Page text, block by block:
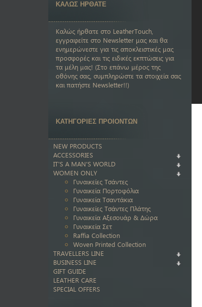
ΚΑΛΩΣ ΗΡΘΑΤΕ
Καλώς ήρθατε στο LeatherTouch,
εγγραφείτε στο Newsletter μας και θα
ενημερώνεστε για τις αποκλειστικές μας
προσφορές και τις ειδικές εκπτώσεις για
τα μέλη μας! (Στο επάνω μέρος της
οθόνης σας, συμπληρώστε τα στοιχεία σας
και πατήστε Newsletter!!)
ΚΑΤΗΓΟΡΙΕΣ ΠΡΟΙΟΝΤΩΝ
NEW PRODUCTS
ACCESSORIES
IT'S A MAN'S WORLD
WOMEN ONLY
Γυναικείες Τσάντες
Γυναικεία Πορτοφόλια
Γυναικεία Τσαντάκια
Γυναικείες Τσάντες Πλάτης
Γυναικεία Αξεσουάρ & Δώρα
Γυναικεία Σετ
Raffia Collection
Woven Printed Collection
TRAVELLERS LINE
BUSINESS LINE
GIFT GUIDE
LEATHER CARE
SPECIAL OFFERS